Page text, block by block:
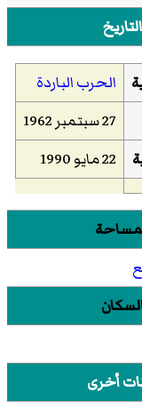
التاريخ
الحرب الباردة
27 سبتمبر 1962
22 مايو 1990
أخرى